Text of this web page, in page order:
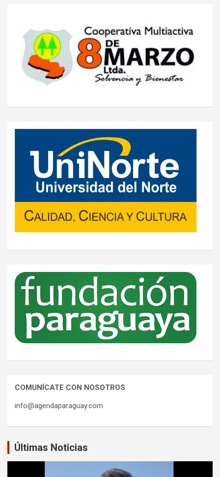
COMUNÍCATE CON NOSOTROS
info@agendaparaguay.com
Últimas Noticias